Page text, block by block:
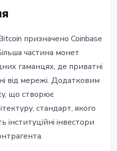
призначено Coinbase
частина монет
гаманцях, де приватні
від мережі. Додатковим
що створює
стандарт, якого
інституційні інвестори